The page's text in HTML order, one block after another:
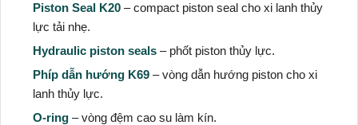
Piston Seal K20 – compact piston seal cho xi lanh thủy
lực tải nhẹ.
Hydraulic piston seals – phốt piston thủy lực.
Phíp dẫn hướng K69 – vòng dẫn hướng piston cho xi
lanh thủy lực.
O-ring – vòng đệm cao su làm kín.